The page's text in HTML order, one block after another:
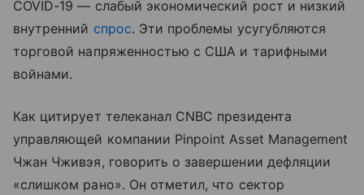
COVID-19 — слабый экономический рост и низкий
внутренний спрос. Эти проблемы усугубляются
торговой напряженностью с США и тарифными
войнами.
Как цитирует телеканал CNBC президента
управляющей компании Pinpoint Asset Management
Чжан Чживэя, говорить о завершении дефляции
«слишком рано». Он отметил, что сектор